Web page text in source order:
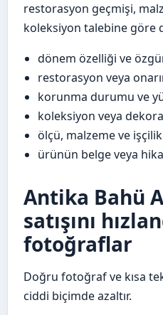
restorasyon geçmişi,
koleksiyon talebine göre
dönem özelliği ve
restorasyon veya
korunma durumu ve
koleksiyon veya
ölçü, malzeme ve işçilik
ürünün belge veya
Antika Bahü
satışını
fotoğraflar
Doğru fotoğraf ve kısa
ciddi biçimde azaltır.